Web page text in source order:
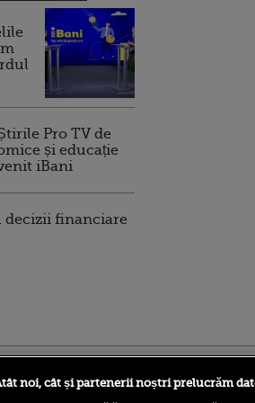
Pro TV de
și educație
iBani
decizii financiare
noi, cât și partenerii noștri prelucrăm